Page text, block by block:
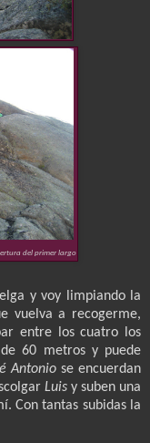
del primer largo
y voy limpiando la
vuelva a recogerme,
entre los cuatro los
60 metros y puede
Antonio se encuerdan
Luis y suben una
Con tantas subidas la